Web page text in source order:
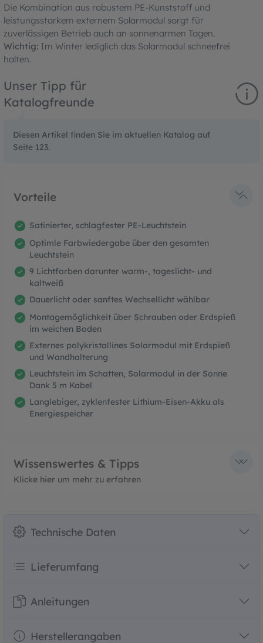
Die Kombination aus robustem PE-Kunststoff und
leistungsstarkem externem Solarmodul sorgt für
zuverlässigen Betrieb auch an sonnenarmen Tagen.
Wichtig: Im Winter lediglich das Solarmodul schneefrei
halten.
Unser Tipp für
Katalogfreunde
Diesen Artikel finden Sie im aktuellen Katalog auf
Seite 123.
Vorteile
Satinierter, schlagfester PE-Leuchtstein
Optimle Farbwiedergabe über den gesamten
Leuchtstein
9 Lichtfarben darunter warm-, tageslicht- und
kaltweiß
Dauerlicht oder sanftes Wechsellicht wählbar
Montagemöglichkeit über Schrauben oder Erdspieß
im weichen Boden
Externes polykristallines Solarmodul mit Erdspieß
und Wandhalterung
Leuchtstein im Schatten, Solarmodul in der Sonne
Dank 5 m Kabel
Langlebiger, zyklenfester Lithium-Eisen-Akku als
Energiespeicher
Wissenswertes & Tipps
Klicke hier um mehr zu erfahren
Technische Daten
Lieferumfang
Anleitungen
Herstellerangaben